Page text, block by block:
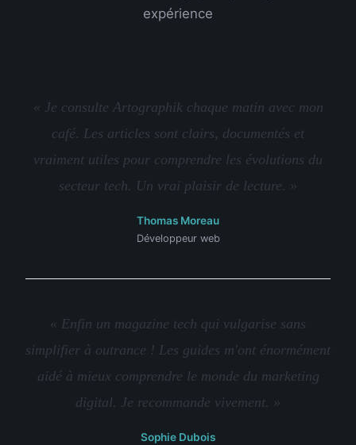
expérience
« Je consulte Artographik chaque matin avec mon
café. Les articles sont clairs, documentés et
vraiment utiles pour comprendre les évolutions du
secteur tech. Un vrai plaisir de lecture. »
Thomas Moreau
Développeur web
« Enfin un magazine tech qui vulgarise sans
simplifier à outrance ! Les guides m'ont énormément
aidé à mieux comprendre le monde du marketing
digital. Je recommande vivement. »
Sophie Dubois